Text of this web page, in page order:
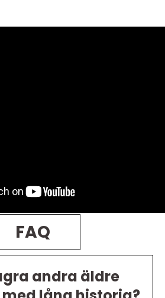
FAQ
andra äldre